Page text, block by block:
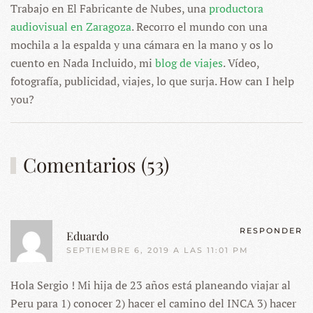
Trabajo en El Fabricante de Nubes, unaproductora
audiovisual en Zaragoza. Recorro el mundo con una
mochila a la espalda y una cámara en la mano y os lo
cuento en Nada Incluido, mi blog de viajes. Vídeo,
fotografía, publicidad, viajes, lo que surja. How can I help
you?
Comentarios (53)
Eduardo
SEPTIEMBRE 6, 2019 A LAS 11:01 PM
RESPONDER
Hola Sergio ! Mi hija de 23 años está planeando viajar al
Peru para 1) conocer 2) hacer el camino del INCA 3) hacer